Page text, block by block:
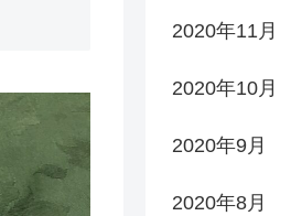
2020年11月
2020年10月
2020年9月
2020年8月